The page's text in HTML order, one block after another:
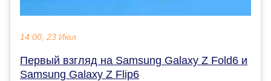
14:00, 23 Июл
Первый взгляд на Samsung Galaxy Z Fold6 и
Samsung Galaxy Z Flip6